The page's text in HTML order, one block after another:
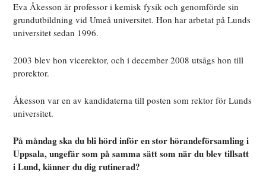
Eva Åkesson är professor i kemisk fysik och genomförde sin
grundutbildning vid Umeå universitet. Hon har arbetat på Lunds
universitet sedan 1996.
2003 blev hon vicerektor, och i december 2008 utsågs hon till
prorektor.
Åkesson var en av kandidaterna till posten som rektor för Lunds
universitet.
På måndag ska du bli hörd inför en stor hörandeförsamling i
Uppsala, ungefär som på samma sätt som när du blev tillsatt
i Lund, känner du dig rutinerad?